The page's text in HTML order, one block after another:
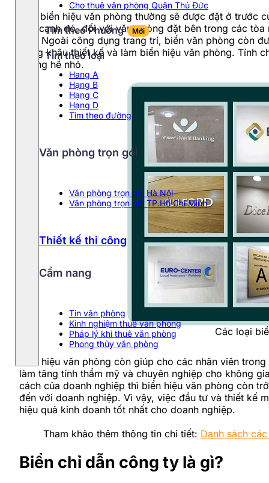
Cho thuê văn phòng Quận Thủ Đức
Tìm theo Phường Mới
Tìm theo loại
Hang A
Hạng B
Hạng C
Hạng D
Tìm theo đường
Văn phòng trọn gói
Văn phòng trọn gói Hà Nội
Văn phòng trọn gói TP.Hồ Chí Minh
Thiết kế thi công
Cẩm nang
Tin văn phòng
Kinh nghiệm thuê văn phòng
Pháp lý khi thuê văn phòng
Phong thủy văn phòng
Các biển hiệu văn phòng thường sẽ được đặt ở
Bên cạnh đó, đối với văn phòng đặt bên trong các
nhà. Ngoài công dụng trang trí, biển văn phòng còn
trong khâu thiết kế và làm biển hiệu văn phòng. Tính
không hề nhỏ.
Các loại
Biển hiệu văn phòng còn giúp cho các nhân viên
làm tăng tính thẩm mỹ và chuyên nghiệp cho không
cách của doanh nghiệp thì biển hiệu văn phòng còn
đến với doanh nghiệp. Vì vậy, việc đầu tư và thiết kế
hiệu quả kinh doanh tốt nhất cho doanh nghiệp.
Tham khảo thêm thông tin chi tiết: Danh sách
Biển chỉ dẫn công ty là gì?